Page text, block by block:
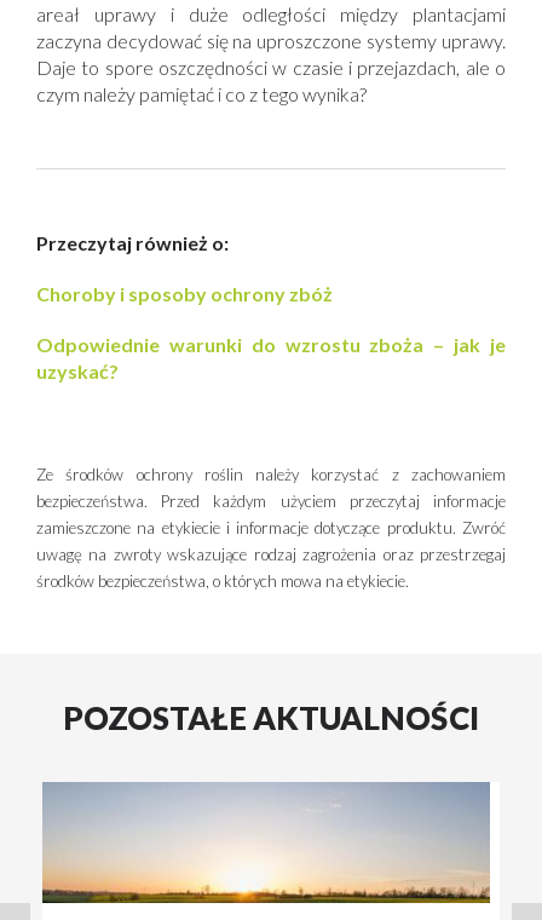
areał uprawy i duże odległości między plantacjami
zaczyna decydować się na uproszczone systemy uprawy.
Daje to spore oszczędności w czasie i przejazdach, ale o
czym należy pamiętać i co z tego wynika?
Przeczytaj również o:
Choroby i sposoby ochrony zbóż
Odpowiednie warunki do wzrostu zboża – jak je
uzyskać?
Ze środków ochrony roślin należy korzystać z zachowaniem
bezpieczeństwa. Przed każdym użyciem przeczytaj informacje
zamieszczone na etykiecie i informacje dotyczące produktu. Zwróć
uwagę na zwroty wskazujące rodzaj zagrożenia oraz przestrzegaj
środków bezpieczeństwa, o których mowa na etykiecie.
POZOSTAŁE AKTUALNOŚCI